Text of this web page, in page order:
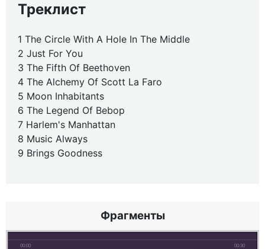
Треклист
1 The Circle With A Hole In The Middle
2 Just For You
3 The Fifth Of Beethoven
4 The Alchemy Of Scott La Faro
5 Moon Inhabitants
6 The Legend Of Bebop
7 Harlem's Manhattan
8 Music Always
9 Brings Goodness
Фрагменты
00:00 00:30